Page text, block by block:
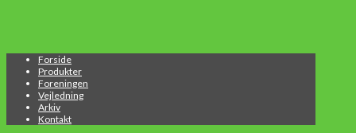
Forside
Produkter
Foreningen
Vejledning
Arkiv
Kontakt